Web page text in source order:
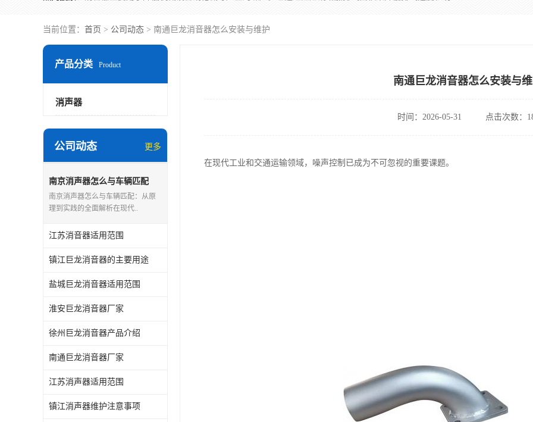
当前位置： 首页 > 公司动态 > 南通巨龙消音器怎么安装与维护
产品分类 Product
消声器
公司动态 更多
南京消声器怎么与车辆匹配
南京消声器怎么与车辆匹配：从原
理到实践的全面解析在现代..
江苏消音器适用范围
镇江巨龙消音器的主要用途
盐城巨龙消音器适用范围
淮安巨龙消音器厂家
徐州巨龙消音器产品介绍
南通巨龙消音器厂家
江苏消声器适用范围
镇江消声器维护注意事项
南通巨龙消音器怎么安装与
时间：2026-05-31 点击次数：
在现代工业和交通运输领域，噪声控制已成为不可忽视的重要课题。